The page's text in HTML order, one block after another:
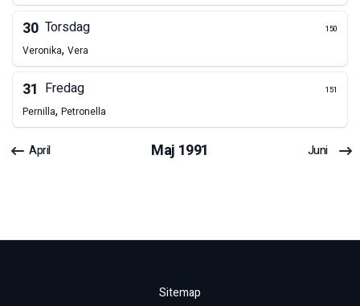
30 Torsdag 150
Veronika, Vera
31 Fredag 151
Pernilla, Petronella
April Maj 1991 Juni
Sitemap